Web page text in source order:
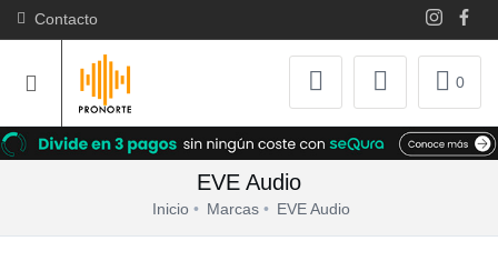
Contacto
0
EVE Audio
Inicio Marcas EVE Audio